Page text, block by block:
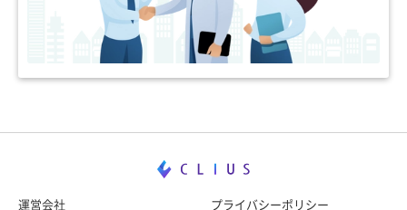
運営会社 プライバシーポリシー